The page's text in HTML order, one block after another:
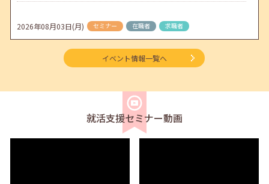
2026年08月03日(月) セミナー 在職者 求職者
【函館・対面】9月4日（金）【未経験可】求人のリアルを知る人事担
当者へのインタビューセミナー 12:50～13:20
【北見・対面】9月16日（水）【未経験可】求人のリアルを知る人事担
当者へのインタビューセミナー 12:40～13:20
イベント情報一覧へ
就活支援セミナー動画